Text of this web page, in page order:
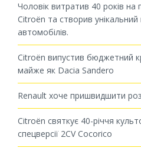
Чоловік витратив 40 років на
Citroën та створив
автомобілів.
Citroën випустив бюджетний
майже як Dacia Sandero
Renault хоче пришвидшити
Citroën святкує 40-річчя
спецверсії 2CV Cocorico